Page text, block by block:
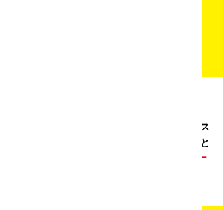
。ガソリンス
タンドや整備工場の既存インフラを活用すること
リー